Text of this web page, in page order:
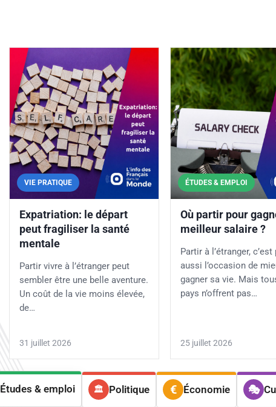
VIE PRATIQUE
Expatriation: le départ
peut fragiliser la santé
mentale
Partir vivre à l’étranger peut
sembler être une belle aventure.
Un coût de la vie moins élevée,
de…
31 juillet 2026
ÉTUDES & EMPLOI
Où partir pour
meilleur salaire ?
Partir à l’étranger,
aussi l’occasion de
gagner sa vie. Mais
pays n’offrent pas…
25 juillet 2026
Études & emploi Politique Économie